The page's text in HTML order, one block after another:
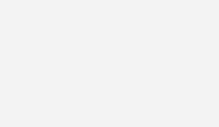
als Screendesign. Die Autorinnen